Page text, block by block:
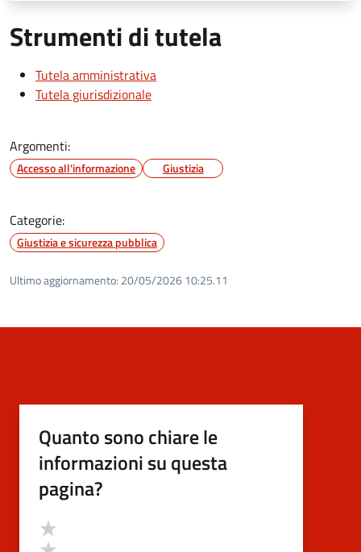
Strumenti di tutela
Tutela amministrativa
Tutela giurisdizionale
Argomenti:
Accesso all'informazione Giustizia
Categorie:
Giustizia e sicurezza pubblica
Ultimo aggiornamento: 20/05/2026 10:25.11
Quanto sono chiare le
informazioni su questa
pagina?
Valutazione